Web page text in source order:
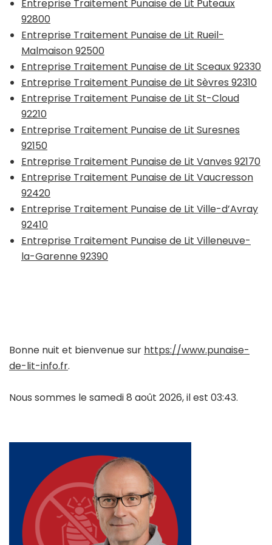
Entreprise Traitement Punaise de Lit Puteaux
92800
Entreprise Traitement Punaise de Lit Rueil-
Malmaison 92500
Entreprise Traitement Punaise de Lit Sceaux 92330
Entreprise Traitement Punaise de Lit Sèvres 92310
Entreprise Traitement Punaise de Lit St-Cloud
92210
Entreprise Traitement Punaise de Lit Suresnes
92150
Entreprise Traitement Punaise de Lit Vanves 92170
Entreprise Traitement Punaise de Lit Vaucresson
92420
Entreprise Traitement Punaise de Lit Ville-d’Avray
92410
Entreprise Traitement Punaise de Lit Villeneuve-
la-Garenne 92390
Bonne nuit et bienvenue sur https://www.punaise-
de-lit-info.fr.
Nous sommes le samedi 8 août 2026, il est 03:43.